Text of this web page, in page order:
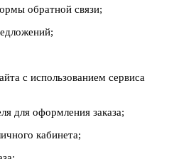
обратной связи;
с использованием сервиса
для оформления заказа;
кабинета;